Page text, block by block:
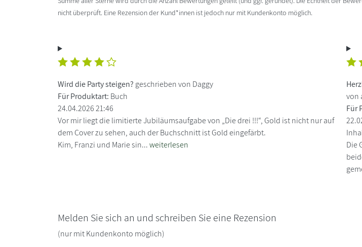
nicht überprüft. Eine Rezension der Kund*innen ist jedoch nur mit Kundenkonto möglich.
Wird die Party steigen? geschrieben von Daggy
Für Produktart: Buch
24.04.2026 21:46
Vor mir liegt die limitierte Jubiläumsaufgabe von „Die drei !!!“, Gold ist nicht nur auf
dem Cover zu sehen, auch der Buchschnitt ist Gold eingefärbt.
Kim, Franzi und Marie sin...weiterlesen
von
Für
Die
Melden Sie sich an und schreiben Sie eine Rezension
(nur mit Kundenkonto möglich)